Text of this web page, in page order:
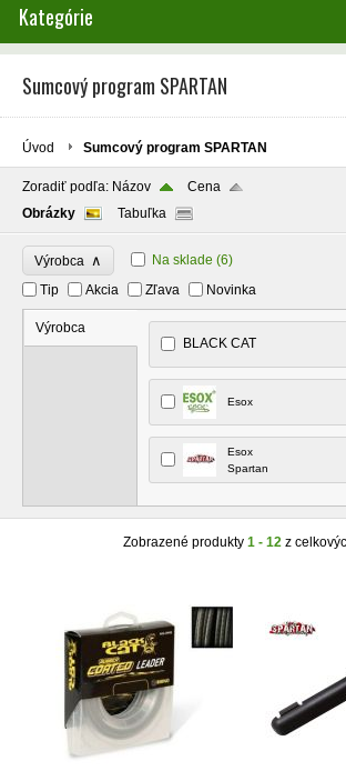
Kategórie
Sumcový program SPARTAN
Úvod Sumcový program SPARTAN
Zoradiť podľa: Názov
Cena
Obrázky
Tabuľka
Výrobca ∧ Na sklade (6)
Tip
Akcia Zľava Novinka
Výrobca
BLACK CAT
Esox
Esox
Spartan
Zobrazené produkty 1 - 12 z